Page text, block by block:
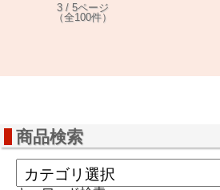
3 / 5ページ
（全100件）
商品検索